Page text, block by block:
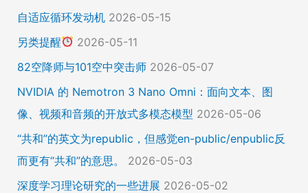
自适应循环发动机 2026-05-15
另类提醒
2026-05-11
82空降师与101空中突击师 2026-05-07
NVIDIA 的 Nemotron 3 Nano Omni：面向文本、图
像、视频和音频的开放式多模态模型 2026-05-06
“共和”的英文为republic，但感觉en-public/enpublic反
而更有“共和”的意思。
2026-05-03
深度学习理论研究的一些进展 2026-05-02